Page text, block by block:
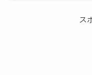
ス